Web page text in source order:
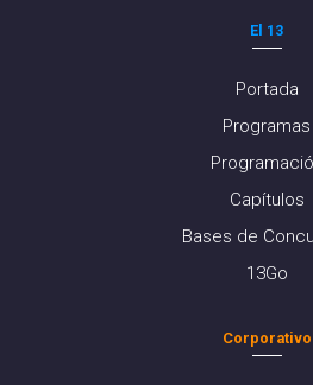
El 13
Portada
Programas
Capítulos
Bases de
13Go
Corporativo